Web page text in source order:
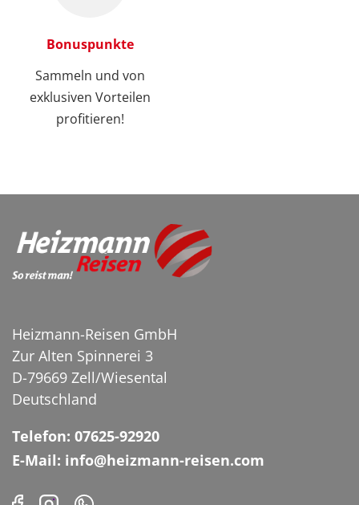
Bonuspunkte
Sammeln und von
exklusiven Vorteilen
profitieren!
Heizmann-Reisen GmbH
Zur Alten Spinnerei 3
D-79669 Zell/Wiesental
Deutschland
Telefon: 07625-92920
E-Mail: info@heizmann-reisen.com